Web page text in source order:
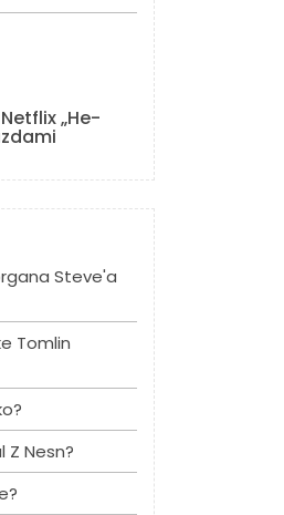
„He-
Steve'a
Tomlin
Z Nesn?